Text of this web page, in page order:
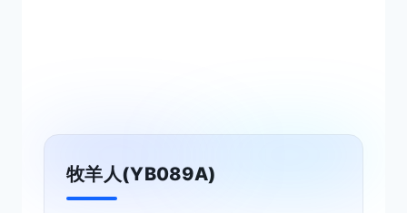
牧羊人(YB089A)